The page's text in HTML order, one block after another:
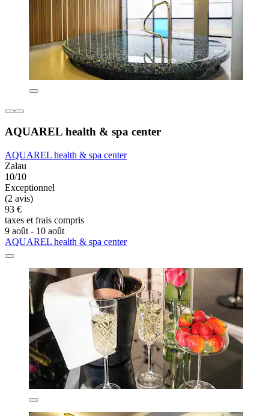
AQUAREL health & spa center
AQUAREL health & spa center
Zalau
10/10
Exceptionnel
(2 avis)
93 €
taxes et frais compris
9 août - 10 août
AQUAREL health & spa center